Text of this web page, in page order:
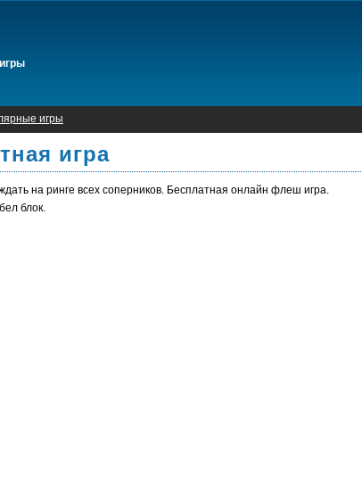
игры
игра
на ринге всех соперников. Бесплатная онлайн флеш игра.
блок.